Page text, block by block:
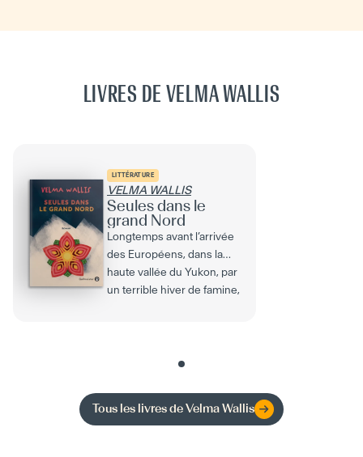
LIVRES DE VELMA WALLIS
LITTÉRATURE
VELMA WALLIS
Seules dans le
grand Nord
Longtemps avant l’arrivée
des Européens, dans la
haute vallée du Yukon, par
un terrible hiver de famine,
Tous les livres deVelma Wallis